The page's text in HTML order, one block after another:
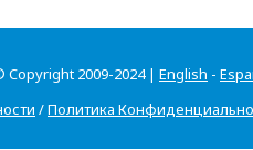
2009-2024 | English -
/Политика